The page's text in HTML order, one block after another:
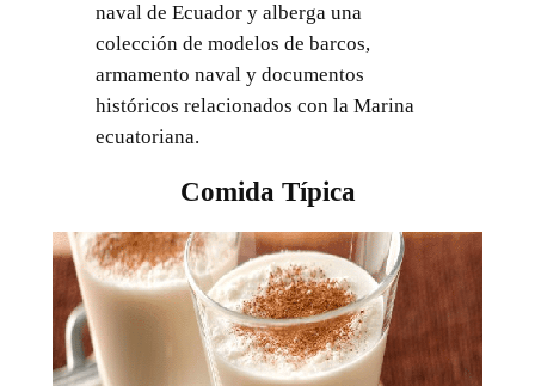
naval de Ecuador y alberga una
colección de modelos de barcos,
armamento naval y documentos
históricos relacionados con la Marina
ecuatoriana.
Comida Típica